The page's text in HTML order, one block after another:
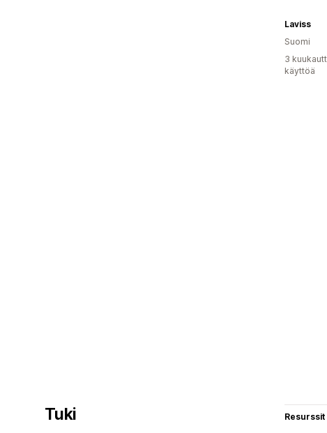
Laviss
Suomi
3
käyttöä
Tuki Resurssit